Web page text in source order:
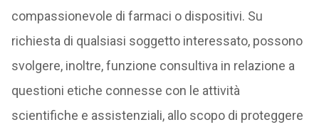
compassionevole di farmaci o dispositivi. Su
richiesta di qualsiasi soggetto interessato, possono
svolgere, inoltre, funzione consultiva in relazione a
questioni etiche connesse con le attività
scientifiche e assistenziali, allo scopo di proteggere